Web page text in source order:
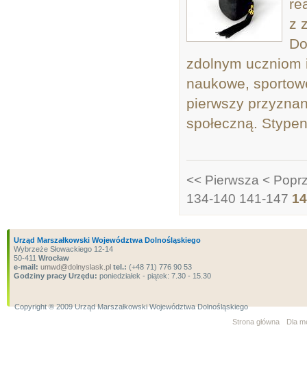
z
zdolnym
naukowe,
pierwszy
społeczną.
<< Pierwsza <
134-140 141-147
Urząd Marszałkowski Województwa Dolnośląskiego
Wybrzeże Słowackiego 12-14
50-411 Wrocław
e-mail: umwd@dolnyslask.pl tel.: (+48 71) 776 90 53
Godziny pracy Urzędu: poniedziałek - piątek: 7.30 - 15.30
Copyright ® 2009 Urząd Marszałkowski Województwa Dolnośląskiego
Strona główna
Dla